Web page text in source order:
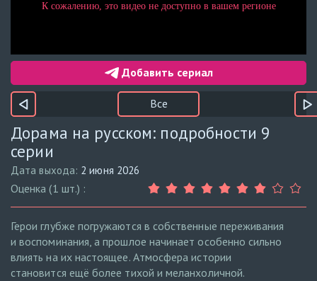
Добавить сериал
Все
Дорама на русском: подробности 9
серии
Дата выхода: 2 июня 2026
Оценка (1 шт.) :
Герои глубже погружаются в собственные переживания
и воспоминания, а прошлое начинает особенно сильно
влиять на их настоящее. Атмосфера истории
становится ещё более тихой и меланхоличной.